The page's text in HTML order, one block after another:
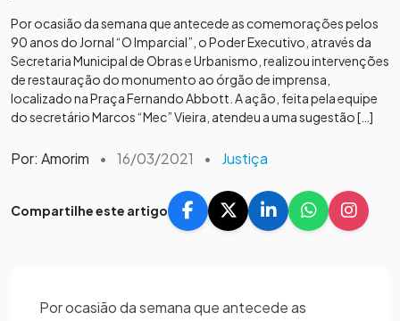
Por ocasião da semana que antecede as comemorações pelos
90 anos do Jornal “O Imparcial”, o Poder Executivo, através da
Secretaria Municipal de Obras e Urbanismo, realizou intervenções
de restauração do monumento ao órgão de imprensa,
localizado na Praça Fernando Abbott. A ação, feita pela equipe
do secretário Marcos “Mec” Vieira, atendeu a uma sugestão […]
Por: Amorim • 16/03/2021 • Justiça
Compartilhe este artigo
Por ocasião da semana que antecede as